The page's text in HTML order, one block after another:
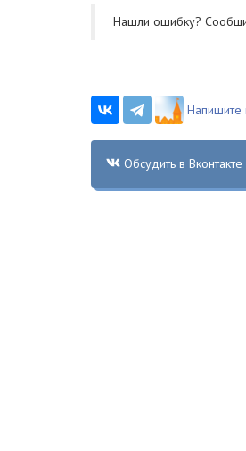
Нашли ошибку?
Напишите
Обсудить в Вконтакте